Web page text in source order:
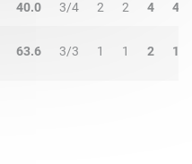
40.0 3/4 2 2 4 4
63.6 3/3 1 1 2 1